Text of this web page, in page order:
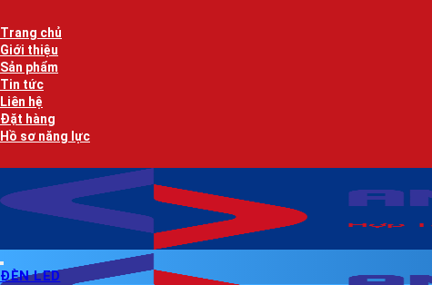
qua
nội
dung
Trang chủ
Giới thiệu
Sản phẩm
Tin tức
Liên hệ
Đặt hàng
Hồ sơ năng lực
ĐÈN LED